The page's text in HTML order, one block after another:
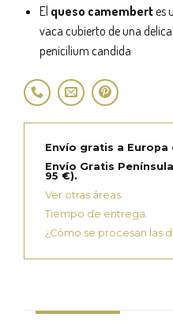
El queso camembertes
vaca cubierto de una
penicilium candida
Envío gratis a Europa
Envío Gratis
95 €).
Ver otras áreas.
Tiempo de entrega.
¿Cómo se procesan las